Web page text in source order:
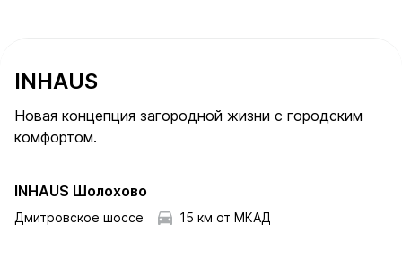
INHAUS
Новая концепция загородной жизни с городским
комфортом.
INHAUS Шолохово
Дмитровское шоссе 15 км от МКАД